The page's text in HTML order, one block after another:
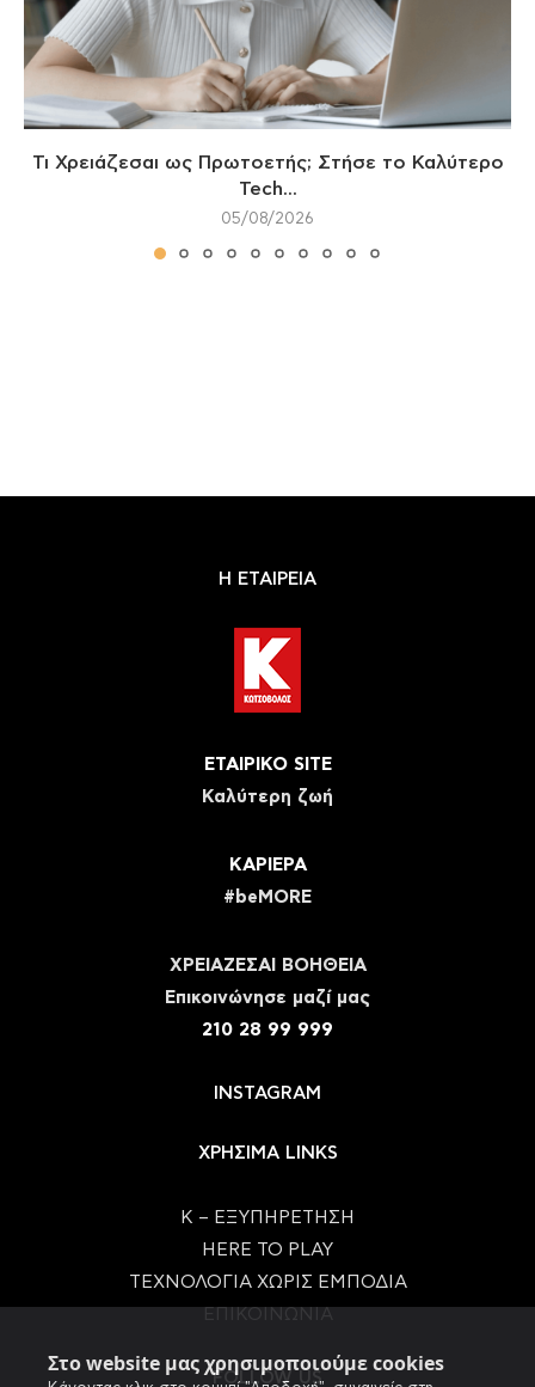
Στο website μας χρησιμοποιούμε cookies
Τι Χρειάζεσαι ως Πρωτοετής; Στήσε το Καλύτερο
Tech...
05/08/2026
Η ΕΤΑΙΡΕΙΑ
ΕΤΑΙΡΙΚΟ SITE
Καλύτερη ζωή
ΚΑΡΙΕΡΑ
#beMORE
ΧΡΕΙΑΖΕΣΑΙ ΒΟΗΘΕΙΑ
Eπικοινώνησε μαζί μας
210 28 99 999
INSTAGRAM
ΧΡΗΣΙΜΑ LINKS
Κ – ΕΞΥΠΗΡΕΤΗΣΗ
HERE TO PLAY
ΤΕΧΝΟΛΟΓΙΑ ΧΩΡΙΣ ΕΜΠΟΔΙΑ
FOLLOW US